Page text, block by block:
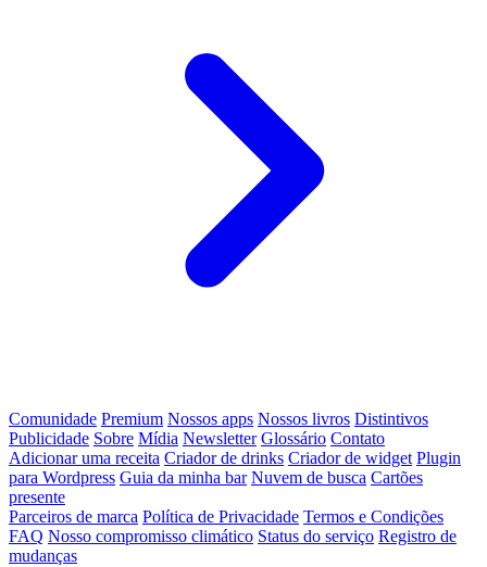
Comunidade Premium Nossos apps Nossos livros Distintivos
Publicidade Sobre Mídia Newsletter Glossário Contato
Adicionar uma receita Criador de drinks Criador de widget Plugin
para Wordpress Guia da minha bar Nuvem de busca Cartões
presente
Parceiros de marca Política de Privacidade Termos e Condições
FAQ Nosso compromisso climático Status do serviço Registro de
mudanças